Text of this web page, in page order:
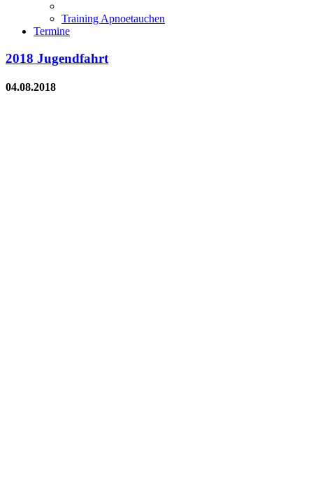
Training Apnoetauchen
Termine
2018 Jugendfahrt
04.08.2018